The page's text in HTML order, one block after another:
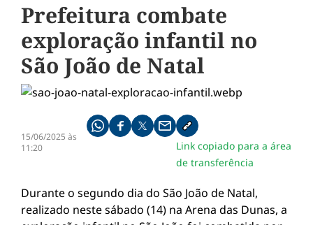
Prefeitura combate
exploração infantil no
São João de Natal
15/06/2025 às
11:20
Compartilhe pelo whatsapp
Compartilhar no facebook
Compartilhar no twitter
Compartilhe pelo email
Copiar link da notícia
Link copiado para a área
de transferência
Durante o segundo dia do São João de Natal,
realizado neste sábado (14) na Arena das Dunas, a